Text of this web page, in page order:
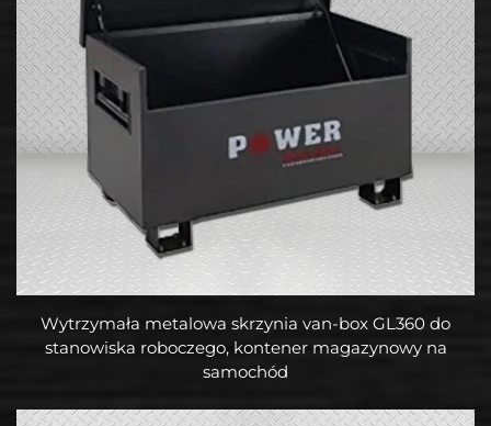
Wytrzymała metalowa skrzynia van-box GL360 do
stanowiska roboczego, kontener magazynowy na
samochód